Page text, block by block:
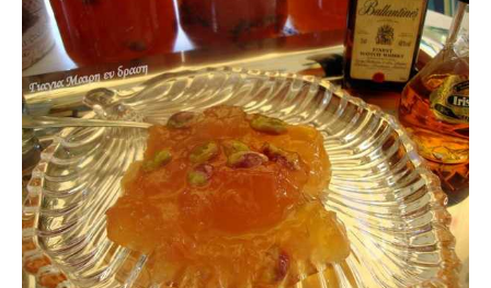
Γλυκό κουταλιού kumquat κουμ κουατ
04/02/2016